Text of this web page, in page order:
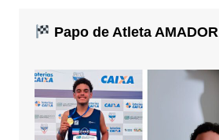
Papo de Atleta AMADOR